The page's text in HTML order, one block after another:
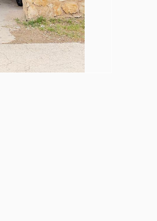
ענבל ג'וליה אלוש, עו"ד –
מרח' הנרייטה סולד 8, באר שבע